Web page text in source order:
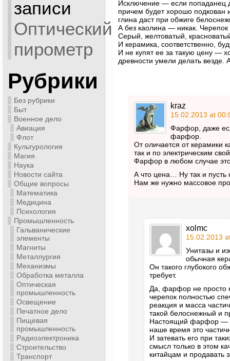
записи
Оптический
пирометр
Рубрики
Без рубрики
Быт
Военное дело
Авиация
Флот
Культурология
Магия
Наука
Новости сайта
Общие вопросы
Математика
Медицина
Психология
Промышленность
Гальванические
элементы
Магниты
Металлургия
Механизмы
Обработка металла
Оптическая
промышленность
Освещение
Печатное дело
Пищевая
промышленность
Радиоэлектроника
Строительство
Транспорт
Исключение — если попаданец
причем будет хорошо подкован
глина даст при обжиге
А без каолина — никак.
Серый, желтоватый,
И керамика, соответственно,
И не купят ее за такую цену —
древности умели делать
kraz
15.02.2013 at
Фарфор, даже
фарфор.
От оличается от керамики
так и по электрическим
Фарфор в любом случае
А что цена… Ну так и пусть
Нам же нужно массовое
xolmc
15.02.2013
Унитазы и
обычная
Он такого глубокого
требует.
Да, фарфор не просто
черепок полностью
реакция и масса
такой белоснежный и
Настоящий фарфор —
наше время это
И затевать его при
смысл только в этом
китайцам и продавать